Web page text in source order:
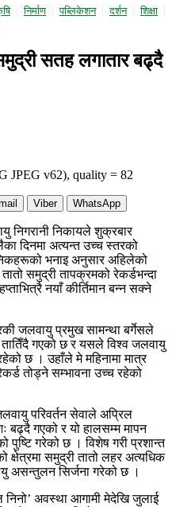
निर्माण पब्लिकेशन दर्शन
शिक्षा
सतह लगातार बढ्दै
JPEG v62), quality = 82
Viber WhatsApp
निगरानी निकायले शुक्रबार
दिनमा अत्यन्त उच्च स्तरको
भनाइ अनुसार अहिलेको
समुद्री तापक्रमको रेकर्डभन्दा
नयाँ कीर्तिमान बन्न सक्ने
जलवायु प्रमुख सामन्था बर्गेसले
गएको छ र यसले विश्व जलवायु
छ । उहाँले मे महिनामा मात्र
तोड्ने सम्भावना उच्च रहेको
परिवर्तन सेवाले अप्रिल
बढ्दै गएको र यो हालसम्म मापन
पुष्टि गरेको छ । विशेष गरी प्रशान्त
क्षेत्रमा समुद्री तातो लहर अत्यधिक
असन्तुलन सिर्जना गरेको छ ।
अवस्था आगामी मेदेखि जुलाई